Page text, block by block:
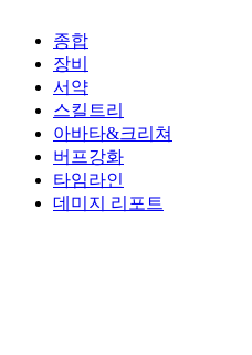
종합
장비
서약
스킬트리
아바타&크리쳐
버프강화
타임라인
데미지 리포트